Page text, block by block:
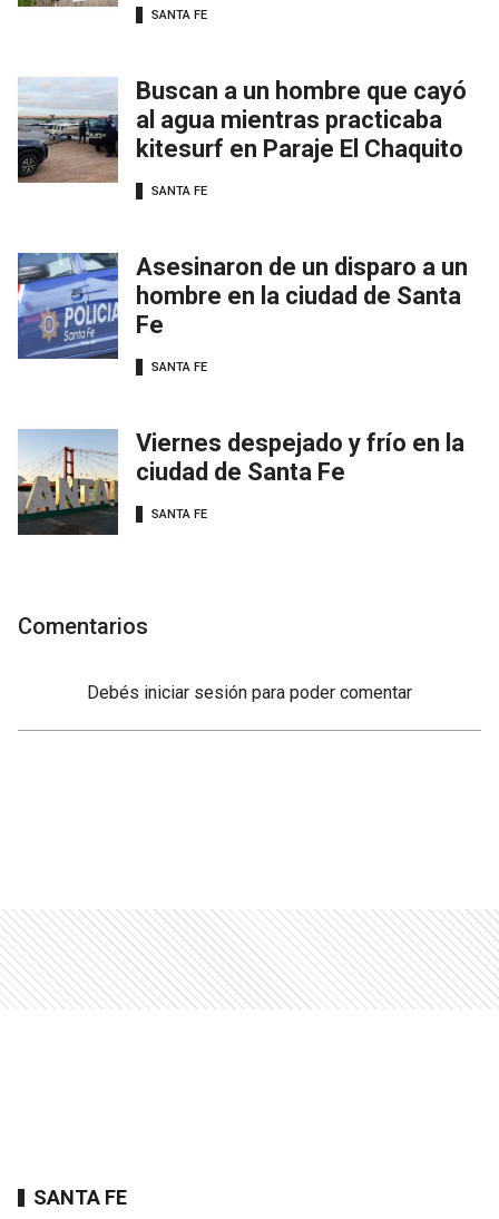
SANTA FE
Buscan a un hombre que cayó
al agua mientras practicaba
kitesurf en Paraje El Chaquito
SANTA FE
Asesinaron de un disparo a un
hombre en la ciudad de Santa
Fe
SANTA FE
Viernes despejado y frío en la
ciudad de Santa Fe
SANTA FE
Comentarios
Debés iniciar sesión para poder comentar
SANTA FE